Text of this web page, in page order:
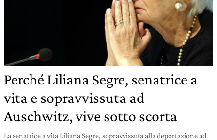
Perché Liliana Segre, senatrice a
vita e sopravvissuta ad
Auschwitz, vive sotto scorta
La senatrice a vita Liliana Segre, sopravvissuta alla deportazione ad